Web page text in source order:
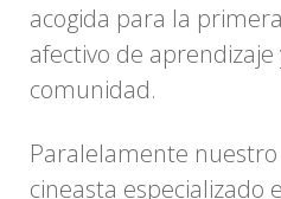
acogida para la
afectivo de
comunidad.
Paralelamente
cineasta especializado